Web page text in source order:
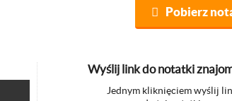
Pobierz
Wyślij link do notatki
Jednym kliknięciem wyślij